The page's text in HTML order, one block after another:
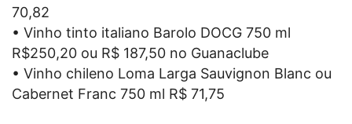
70,82
• Vinho tinto italiano Barolo DOCG 750 ml
R$250,20 ou R$ 187,50 no Guanaclube
• Vinho chileno Loma Larga Sauvignon Blanc ou
Cabernet Franc 750 ml R$ 71,75